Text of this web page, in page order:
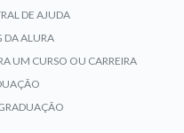
DE AJUDA
DA ALURA
UM CURSO OU CARREIRA